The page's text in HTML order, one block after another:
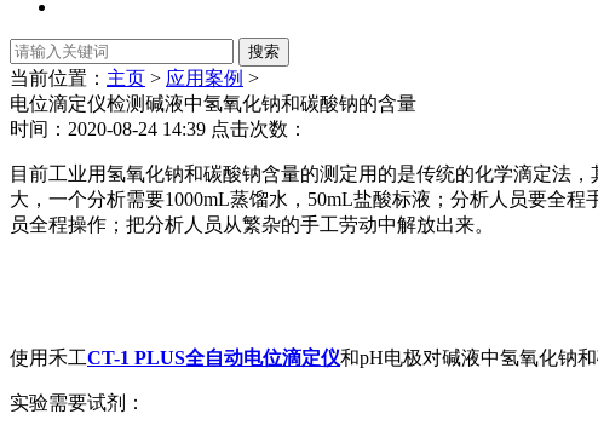
当前位置： 主页 > 应用案例 >
电位滴定仪检测碱液中氢氧化钠和碳酸钠的含量
时间：2020-08-24 14:39 点击次数：
目前工业用氢氧化钠和碳酸钠含量的测定用的是传统的化学滴定法
大，一个分析需要1000mL蒸馏水，50mL盐酸标液；分析人员要全程
员全程操作；把分析人员从繁杂的手工劳动中解放出来。
使用禾工CT-1 PLUS全自动电位滴定仪和pH电极对碱液中氢氧化钠
实验需要试剂：